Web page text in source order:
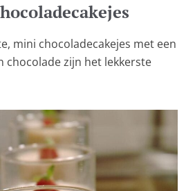
mini chocoladecakejes met een
chocolade zijn het lekkerste